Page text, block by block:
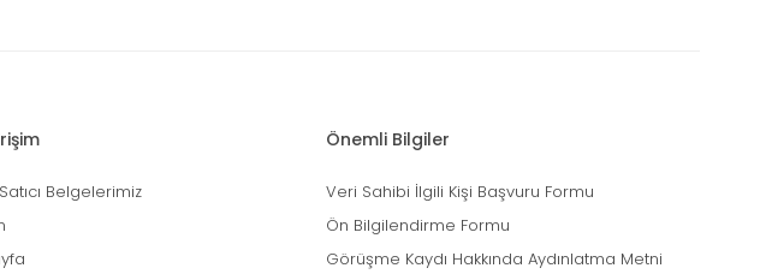
Belgelerimiz
Önemli Bilgiler
Veri Sahibi İlgili Kişi Başvuru Formu
Ön Bilgilendirme Formu
Görüşme Kaydı Hakkında Aydınlatma Metni